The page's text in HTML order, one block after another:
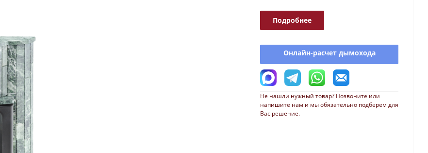
Подробнее
Онлайн-расчет дымохода
Не нашли нужный товар? Позвоните или
напишите нам и мы обязательно подберем для
Вас решение.